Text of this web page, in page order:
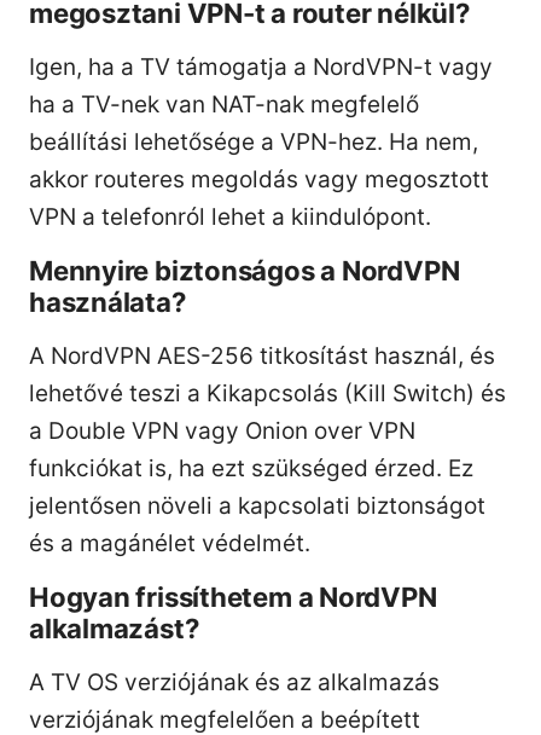
megosztani VPN-t a router nélkül?
Igen, ha a TV támogatja a NordVPN-t vagy
ha a TV-nek van NAT-nak megfelelő
beállítási lehetősége a VPN-hez. Ha nem,
akkor routeres megoldás vagy megosztott
VPN a telefonról lehet a kiindulópont.
Mennyire biztonságos a NordVPN
használata?
A NordVPN AES-256 titkosítást használ, és
lehetővé teszi a Kikapcsolás (Kill Switch) és
a Double VPN vagy Onion over VPN
funkciókat is, ha ezt szükséged érzed. Ez
jelentősen növeli a kapcsolati biztonságot
és a magánélet védelmét.
Hogyan frissíthetem a NordVPN
alkalmazást?
A TV OS verziójának és az alkalmazás
verziójának megfelelően a beépített